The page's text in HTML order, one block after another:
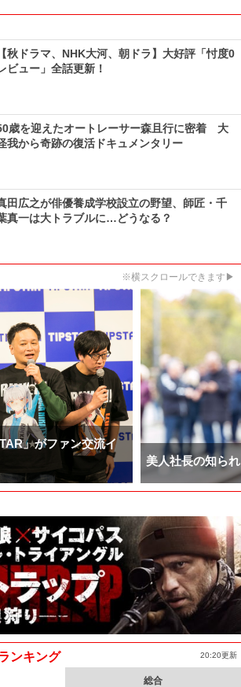
【秋ドラマ、NHK大河、朝ドラ】大好評「忖度0
ビュー」全話更新！
歳を迎えたオートレーサー森且行に密着 大
我から奇跡の復活ドキュメンタリー
田広之が俳優養成学校設立の野望、師匠・千
真一は大トラブルに…どうなる？
※横スクロールできます▶
」がファン交流イ
美人社長の知ら
ンキング 20:20更新
総合